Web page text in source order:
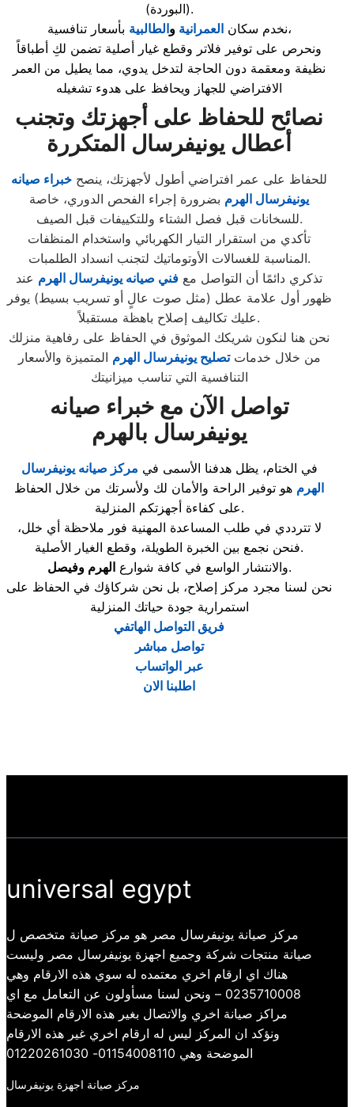
(البوردة).
نخدم سكانالعمرانية والطالبية
بأسعار تنافسية،
ونحرص على توفير فلاتر وقطع غيار أصلية تضمن لكِ أطباقاً
نظيفة ومعقمة دون الحاجة لتدخل يدوي، مما يطيل من العمر
الافتراضي للجهاز ويحافظ على هدوء تشغيله
نصائح للحفاظ على أجهزتك وتجنب
أعطال يونيفرسال المتكررة
للحفاظ على عمر افتراضي أطول لأجهزتك، ينصح خبراء صيانه
يونيفرسال الهرم بضرورة إجراء الفحص الدوري، خاصة
للسخانات قبل فصل الشتاء وللتكييفات قبل الصيف.
تأكدي من استقرار التيار الكهربائي واستخدام المنظفات
المناسبة للغسالات الأوتوماتيك لتجنب انسداد الطلمبات.
تذكري دائمًا أن التواصل مع فني صيانه يونيفرسال الهرم عند
ظهور أول علامة عطل (مثل صوت عالٍ أو تسريب بسيط) يوفر
عليك تكاليف إصلاح باهظة مستقبلاً.
نحن هنا لنكون شريكك الموثوق في الحفاظ على رفاهية منزلك
من خلال خدماتتصليح يونيفرسال الهرم المتميزة والأسعار
التنافسية التي تناسب ميزانيتك
تواصل الآن مع خبراء صيانه
يونيفرسال بالهرم
في الختام، يظل هدفنا الأسمى في مركز صيانه يونيفرسال
الهرم هو توفير الراحة والأمان لك ولأسرتك من خلال الحفاظ
على كفاءة أجهزتكم المنزلية.
لا تترددي في طلب المساعدة المهنية فور ملاحظة أي خلل،
فنحن نجمع بين الخبرة الطويلة، وقطع الغيار الأصلية.
والانتشار الواسع في كافة شوارعالهرم وفيصل
.
نحن لسنا مجرد مركز إصلاح، بل نحن شركاؤك في الحفاظ على
استمرارية جودة حياتك المنزلية
فريق التواصل الهاتفي
تواصل مباشر
عبر الواتساب
اطلبنا الان
universal egypt
مركز صيانة يونيفرسال مصر هو مركز صيانة متخصص ل
صيانة منتجات شركة وجميع اجهزة يونيفرسال مصر وليست
هناك اي ارقام اخري معتمده له سوي هذه الارقام وهي
0235710008 – ونحن لسنا مسأولون عن التعامل مع اي
مراكز صيانة اخري والاتصال بغير هذه الارقام الموضحة
ونؤكد ان المركز ليس له ارقام اخري غير هذه الارقام
الموضحة وهي 01154008110- 01220261030
مركز صيانة اجهزة يونيفرسال